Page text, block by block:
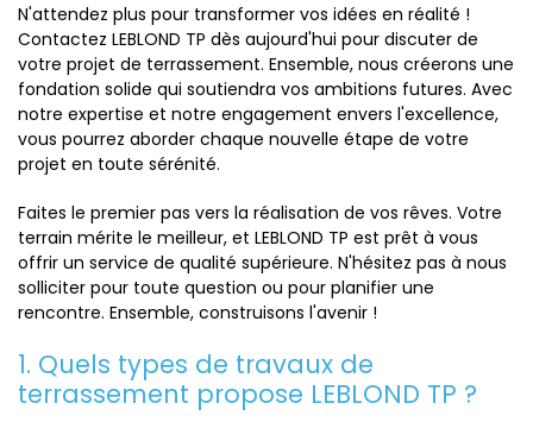
N'attendez plus pour transformer vos idées en réalité !
Contactez LEBLOND TP dès aujourd'hui pour discuter de
votre projet de terrassement. Ensemble, nous créerons une
fondation solide qui soutiendra vos ambitions futures. Avec
notre expertise et notre engagement envers l'excellence,
vous pourrez aborder chaque nouvelle étape de votre
projet en toute sérénité.
Faites le premier pas vers la réalisation de vos rêves. Votre
terrain mérite le meilleur, et LEBLOND TP est prêt à vous
offrir un service de qualité supérieure. N'hésitez pas à nous
solliciter pour toute question ou pour planifier une
rencontre. Ensemble, construisons l'avenir !
1. Quels types de travaux de
terrassement propose LEBLOND TP ?